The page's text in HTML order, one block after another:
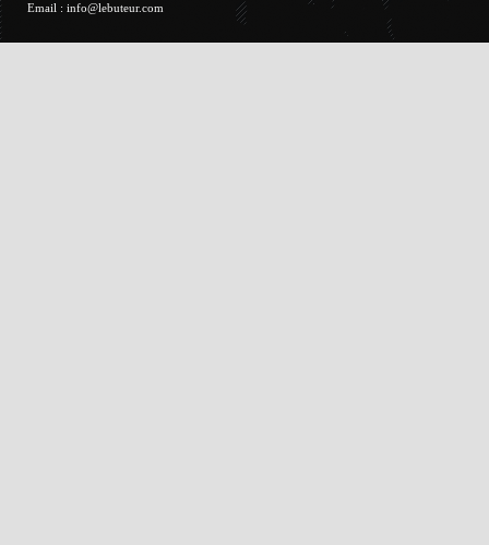
Email : info@lebuteur.com